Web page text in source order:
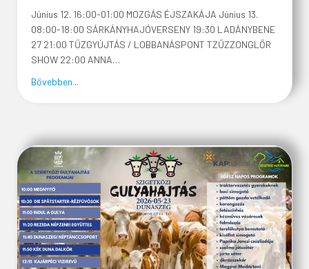
Június 12. 16:00-01:00 MOZGÁS ÉJSZAKÁJA Június 13.
08:00-18:00 SÁRKÁNYHAJÓVERSENY 19:30 LADÁNYBENE
27 21:00 TŰZGYÚJTÁS / LOBBANÁSPONT TZŰZZONGLŐR
SHOW 22:00 ANNA…
Bővebben...